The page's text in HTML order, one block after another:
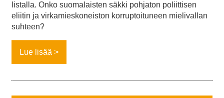
listalla. Onko suomalaisten säkki pohjaton poliittisen
eliitin ja virkamieskoneiston korruptoituneen mielivallan
suhteen?
Lue lisää